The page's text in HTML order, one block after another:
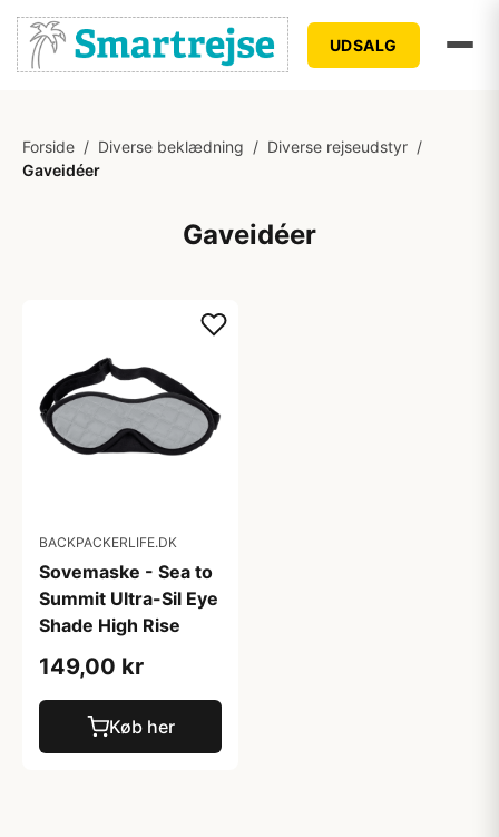
UDSALG
Forside / Diverse beklædning / Diverse rejseudstyr /
Gaveidéer
Gaveidéer
BACKPACKERLIFE.DK
Sovemaske - Sea to
Summit Ultra-Sil Eye
Shade High Rise
149,00 kr
Køb her